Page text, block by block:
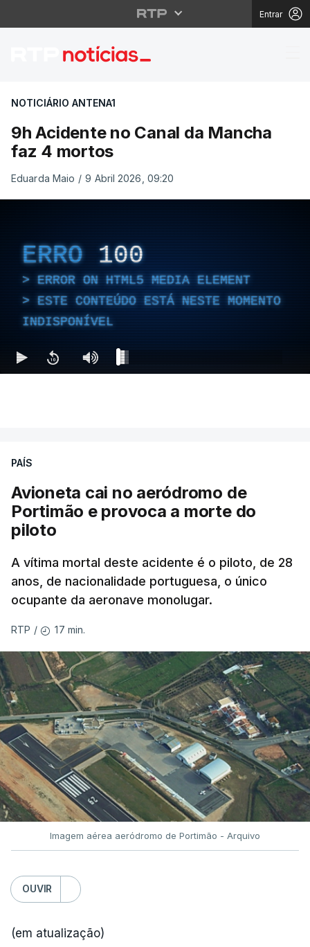
Entrar
9h Acidente no Canal
NOTICIÁRIO ANTENA1
9h Acidente no Canal da Mancha
faz 4 mortos
Eduarda Maio / 9 Abril 2026, 09:20
ERRO 100
ERROR ON HTML5 MEDIA ELEMENT
ESTE CONTEÚDO ESTÁ NESTE MOMENTO
INDISPONÍVEL
PAÍS
Avioneta cai no aeródromo de
Portimão e provoca a morte do
piloto
A vítima mortal deste acidente é o piloto, de 28
anos, de nacionalidade portuguesa, o único
ocupante da aeronave monolugar.
RTP / 17 min.
Imagem aérea aeródromo de Portimão - Arquivo
OUVIR
(em atualização)